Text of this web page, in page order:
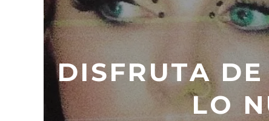
DISFRUTA DE
LO